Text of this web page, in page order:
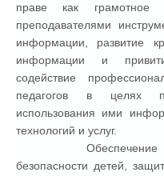
праве как грамотное
преподавателями
информации, развитие
информации и
содействие
педагогов в целях
использования ими
технологий и услуг.
Обеспечение
безопасности детей,